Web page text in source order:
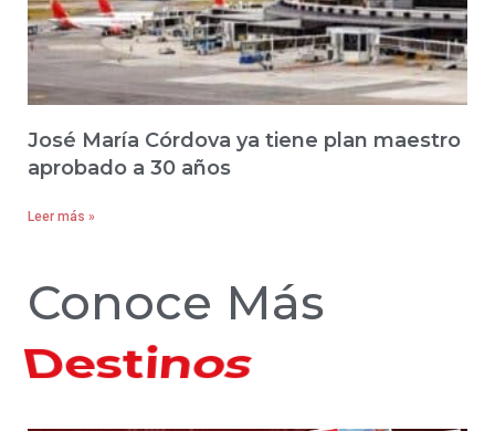
José María Córdova ya tiene plan maestro
aprobado a 30 años
Leer más »
Conoce Más
Hoteles